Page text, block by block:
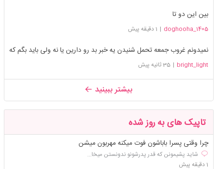
بین این دو تا
doghooha_1405
| 1 دقیقه پیش
نمیدونم غروب جمعه تحمل شنیدن یه خبر بد رو دارین یا نه ولی باید بگم که
bright_light
| 35 ثانیه پیش
بیشتر ببینید
تاپیک های به روز شده
چرا وقتی پسرا باباشون فوت میکنه مهربون میشن
شاید پشیمونن که قدر پدرشونو ندونستن میخا...
1 دقیقه پیش